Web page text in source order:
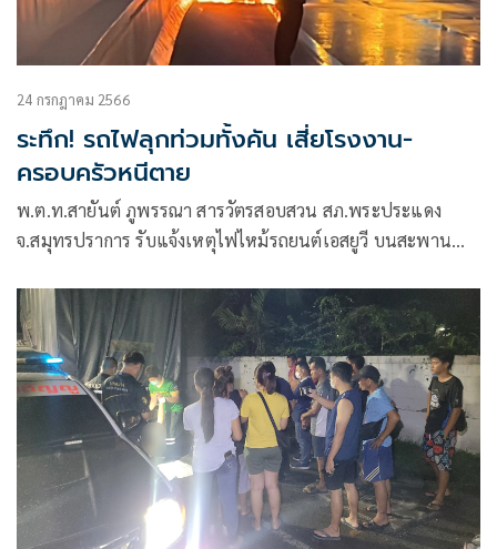
24 กรกฎาคม 2566
ระทึก! รถไฟลุกท่วมทั้งคัน เสี่ยโรงงาน-
ครอบครัวหนีตาย
พ.ต.ท.สายันต์ ภูพรรณา สารวัตรสอบสวน สภ.พระประแดง
จ.สมุทรปราการ รับแจ้งเหตุไฟไหม้รถยนต์เอสยูวี บนสะพาน